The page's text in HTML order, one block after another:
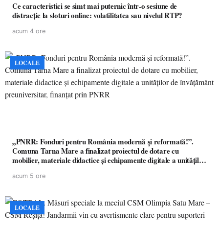
Ce caracteristici se simt mai puternic într-o sesiune de
distracție la sloturi online: volatilitatea sau nivelul RTP?
acum 4 ore
LOCALE
„PNRR: Fonduri pentru România modernă și reformată!”.
Comuna Tarna Mare a finalizat proiectul de dotare cu
mobilier, materiale didactice și echipamente digitale a unităților
acum 5 ore
LOCALE